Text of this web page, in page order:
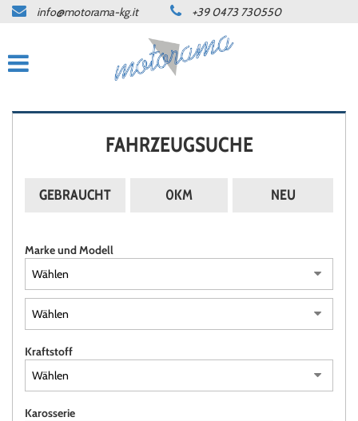
ANGEBOTE
WERKSTATT
DEUTSCH
ITALIANO
NEWS
AREA COMMERCIANTI
info@motorama-kg.it +39 0473 730550
FAHRZEUGSUCHE
GEBRAUCHT 0KM NEU
Marke und Modell
Kraftstoff
Karosserie